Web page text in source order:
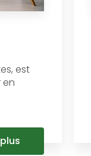
est
en